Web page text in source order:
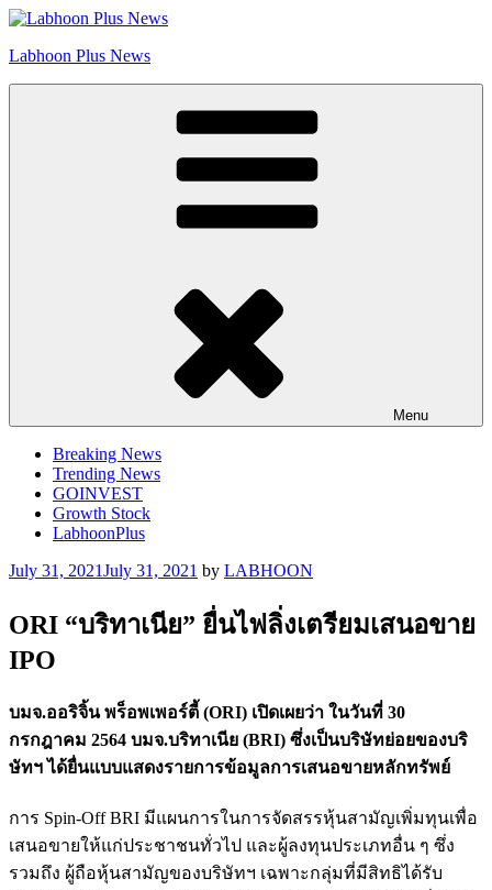
Skip
content
Labhoon Plus News
Menu
Breaking News
Trending News
GOINVEST
Growth Stock
LabhoonPlus
Posted
July 31, 2021July 31, 2021 by LABHOON
ORI “บริทาเนีย” ยื่นไฟลิ่งเตรียมเสนอขาย
IPO
บมจ.ออริจิ้น พร็อพเพอร์ตี้ (ORI) เปิดเผยว่า ในวันที่ 30
กรกฎาคม 2564 บมจ.บริทาเนีย (BRI) ซึ่งเป็นบริษัทย่อยของบริ
ษัทฯ ได้ยื่นแบบแสดงรายการข้อมูลการเสนอขายหลักทรัพย์
การ Spin-Off BRI มีแผนการในการจัดสรรหุ้นสามัญเพิ่มทุนเพื่อ
เสนอขายให้แก่ประชาชนทั่วไป และผู้ลงทุนประเภทอื่น ๆ ซึ่ง
รวมถึง ผู้ถือหุ้นสามัญของบริษัทฯ เฉพาะกลุ่มที่มีสิทธิได้รับ